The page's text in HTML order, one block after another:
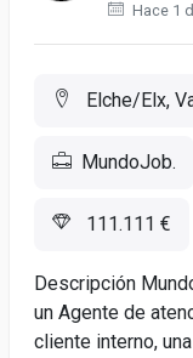
Hace 1
Elche/Elx,
MundoJob.
111.111 €
Descripción
un Agente de
cliente interno,